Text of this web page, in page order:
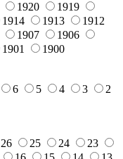
1920
1919
1914 1913
1912
1907
1906
1901 1900
6 5 4 3
2
26 25 24
23